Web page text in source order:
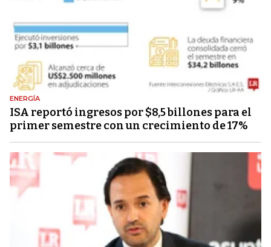
ENERGÍA
ISA reportó ingresos por $8,5 billones para el
primer semestre con un crecimiento de 17%